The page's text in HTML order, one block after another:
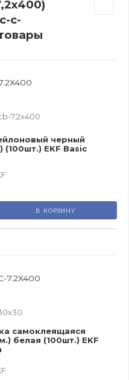
c-
7.2x400
черный
(100шт.) EKF Basic
В КОРЗИНУ
самоклеящаяся
белая (100шт.) EKF